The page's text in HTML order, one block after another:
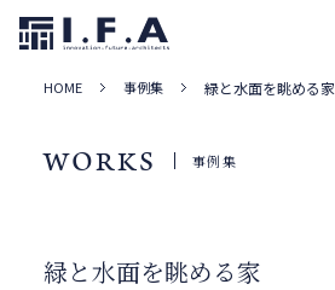
HOME 事例集 緑と水面を眺める家
WORKS 事例集
緑と水面を眺める家